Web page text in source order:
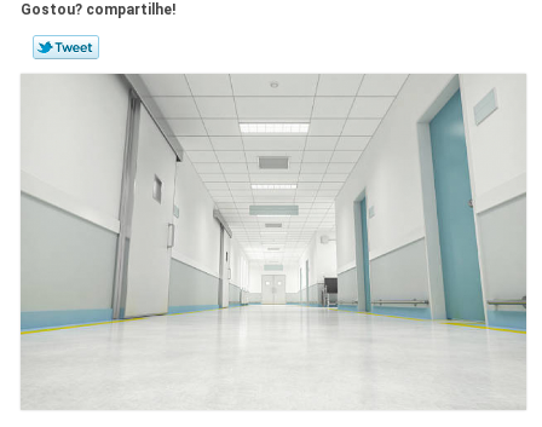
Gostou? compartilhe!